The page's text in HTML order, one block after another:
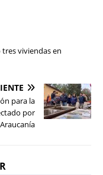
viviendas en
para la
por